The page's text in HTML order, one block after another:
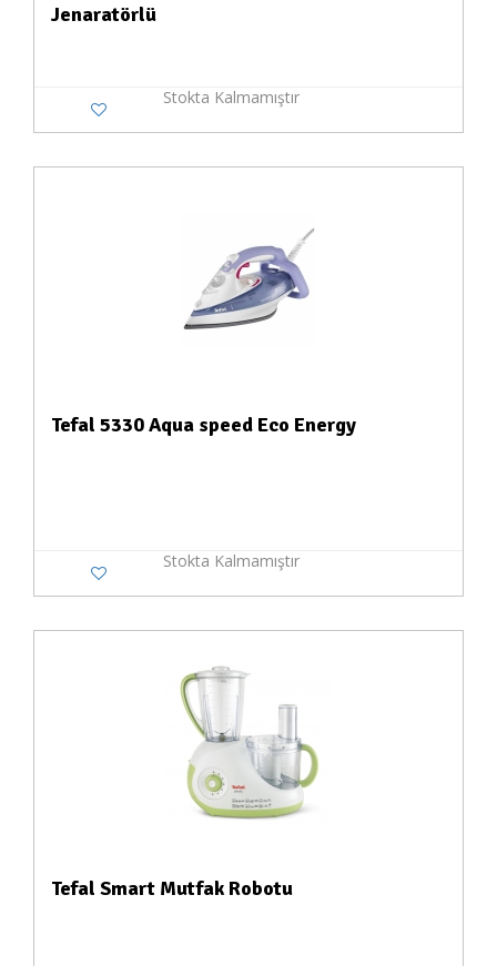
Jenaratörlü
Stokta Kalmamıştır
Tefal 5330 Aqua speed Eco Energy
Stokta Kalmamıştır
Tefal Smart Mutfak Robotu